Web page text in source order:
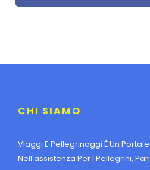
CHI SIAMO
Viaggi E Pellegrinaggi È Un
Nell'assistenza Per I Pellegrini,